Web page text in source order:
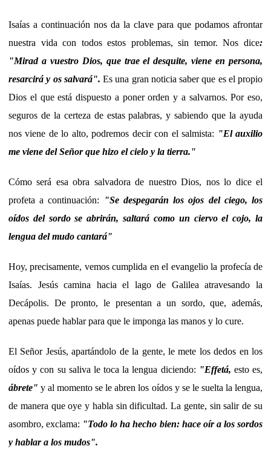
Isaías a continuación nos da la clave para que podamos afrontar
nuestra vida con todos estos problemas, sin temor. Nos dice:
"Mirad a vuestro Dios, que trae el desquite, viene en persona,
resarcirá y os salvará". Es una gran noticia saber que es el propio
Dios el que está dispuesto a poner orden y a salvarnos. Por eso,
seguros de la certeza de estas palabras, y sabiendo que la ayuda
nos viene de lo alto, podremos decir con el salmista: "El auxilio
me viene del Señor que hizo el cielo y la tierra."
Cómo será esa obra salvadora de nuestro Dios, nos lo dice el
profeta a continuación:
"Se despegarán los ojos del ciego, los
oídos del sordo se abrirán, saltará como un ciervo el cojo, la
lengua del mudo cantará"
Hoy, precisamente, vemos cumplida en el evangelio la profecía de
Isaías. Jesús camina hacia el lago de Galilea atravesando la
Decápolis. De pronto, le presentan a un sordo, que, además,
apenas puede hablar para que le imponga las manos y lo cure.
El Señor Jesús, apartándolo de la gente, le mete los dedos en los
oídos y con su saliva le toca la lengua diciendo: "Effetá, esto es,
ábrete" y al momento se le abren los oídos y se le suelta la lengua,
de manera que oye y habla sin dificultad. La gente, sin salir de su
asombro, exclama: "Todo lo ha hecho bien: hace oír a los sordos
y hablar a los mudos".